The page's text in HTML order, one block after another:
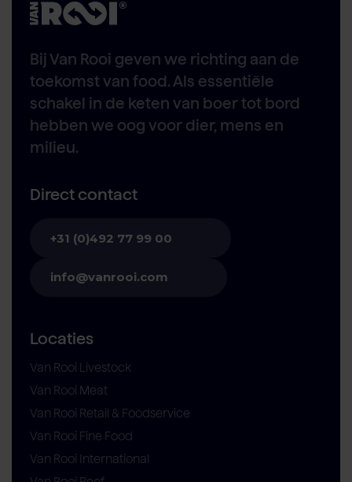
Bij Van Rooi geven we richting aan de
toekomst van food. Als essentiële
schakel in de keten van boer tot bord
hebben we oog voor dier, mens en
milieu.
Direct contact
+31 (0)492 77 99 00
info@vanrooi.com
Locaties
Van Rooi Livestock
Van Rooi Meat
Van Rooi Retail & Foodservice
Van Rooi Fine Food
Van Rooi International